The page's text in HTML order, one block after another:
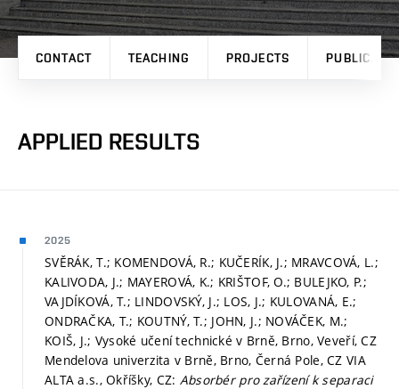
CONTACT TEACHING PROJECTS
APPLIED RESULTS
2025
SVĚRÁK, T.; KOMENDOVÁ, R.; KUČERÍK, J.; MRAVCOVÁ, L.;
KALIVODA, J.; MAYEROVÁ, K.; KRIŠTOF, O.; BULEJKO, P.;
VAJDÍKOVÁ, T.; LINDOVSKÝ, J.; LOS, J.; KULOVANÁ, E.;
ONDRAČKA, T.; KOUTNÝ, T.; JOHN, J.; NOVÁČEK, M.;
KOIŠ, J.; Vysoké učení technické v Brně, Brno, Veveří, CZ
Mendelova univerzita v Brně, Brno, Černá Pole, CZ VIA
ALTA a.s., Okříšky, CZ: Absorbér pro zařízení k separaci